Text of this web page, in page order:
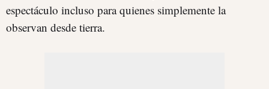
espectáculo incluso para quienes simplemente la
observan desde tierra.